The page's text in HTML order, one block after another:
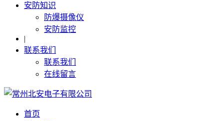
安防知识
防爆摄像仪
安防监控
|
联系我们
联系我们
在线留言
首页